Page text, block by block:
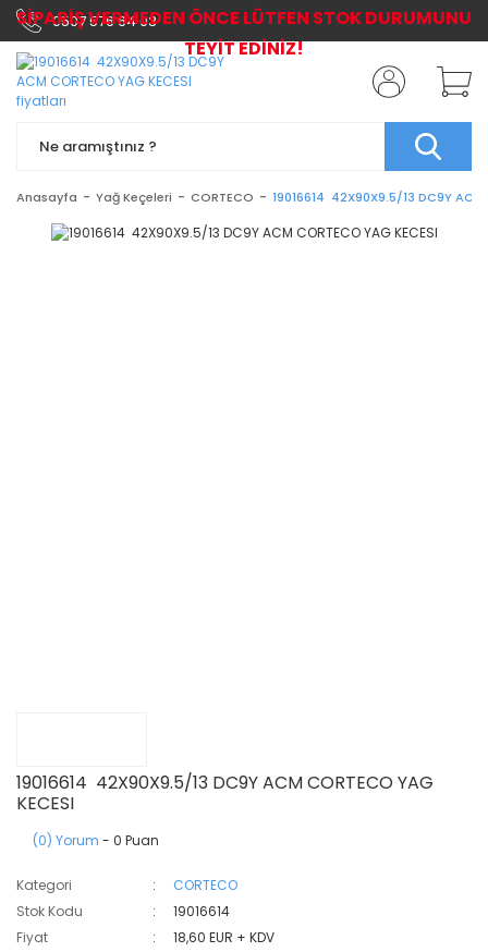
0507 576 64 03
Anasayfa Yağ Keçeleri CORTECO 19016614 42X90X9.5/13 DC9Y ACM
19016614 42X90X9.5/13 DC9Y ACM CORTECO YAG
KECESI
(0) Yorum - 0 Puan
Kategori
CORTECO
Stok Kodu
19016614
Fiyat
18,60 EUR + KDV
SİPARİŞ VERMEDEN ÖNCE LÜTFEN STOK DURUMUNU
TEYİT EDİNİZ!